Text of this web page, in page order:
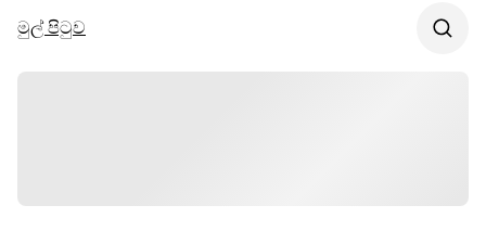
මුල් පිටුව